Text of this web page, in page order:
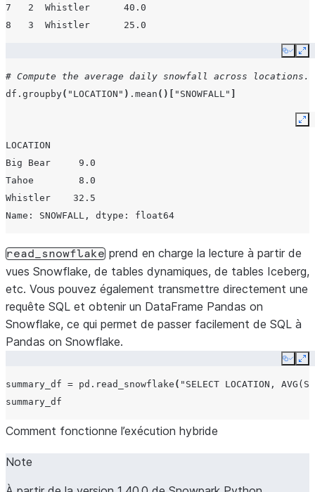
7   2  Whistler      40.0
8   3  Whistler      25.0
Copy
# Compute the average daily snowfall across locations.
df . groupby( "LOCATION" ) . mean ()[ "SNOWFALL"
LOCATION
Big Bear     9.0
Tahoe        8.0
Whistler    32.5
Name: SNOWFALL, dtype: float64
read_snowflake prend en charge la lecture à partir de
vues Snowflake, de tables dynamiques, de tables Iceberg,
etc. Vous pouvez également transmettre directement une
requête SQL et obtenir un DataFrame Pandas on
Snowflake, ce qui permet de passer facilement de SQL à
Pandas on Snowflake.
Copy
summary_df = pd . read_snowflake ( "SELECT LOCATION,
summary_df
Comment fonctionne l’exécution hybride
Note